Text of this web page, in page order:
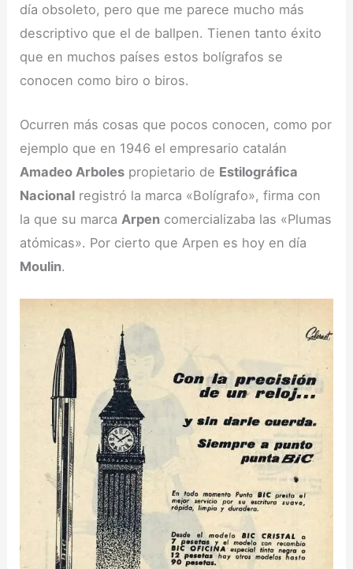
día obsoleto, pero que me parece mucho más
descriptivo que el de ballpen. Tienen tanto éxito
que en muchos países estos bolígrafos se
conocen como biro o biros.
Ocurren más cosas que pocos conocen, como por
ejemplo que en 1946 el empresario catalán
Amadeo Arboles propietario de Estilográfica
Nacional registró la marca «Bolígrafo», firma con
la que su marcaArpen comercializaba las «Plumas
atómicas». Por cierto que Arpen es hoy en día
Moulin.